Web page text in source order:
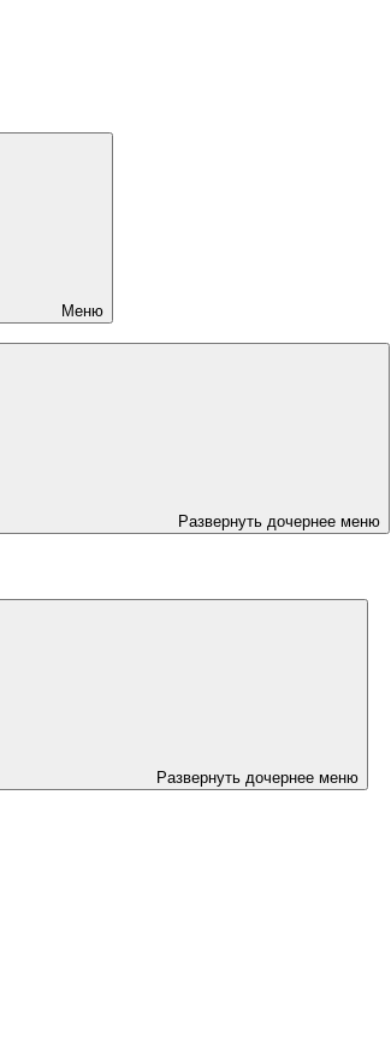
Меню
Развернуть дочернее меню
Развернуть дочернее меню